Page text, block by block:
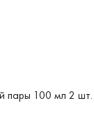
пары 100 мл 2